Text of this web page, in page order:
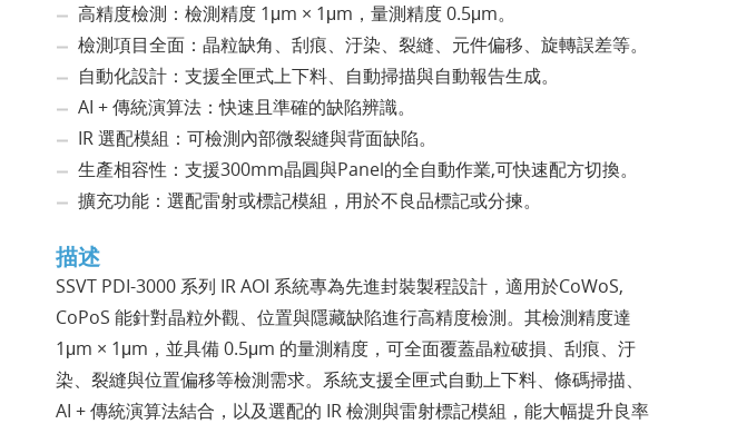
高精度檢測：檢測精度 1μm × 1μm，量測精度 0.5μm。
檢測項目全面：晶粒缺角、刮痕、汙染、裂縫、元件偏移、旋轉誤差等。
自動化設計：支援全匣式上下料、自動掃描與自動報告生成。
AI + 傳統演算法：快速且準確的缺陷辨識。
IR 選配模組：可檢測內部微裂縫與背面缺陷。
生產相容性：支援300mm晶圓與Panel的全自動作業,可快速配方切換。
擴充功能：選配雷射或標記模組，用於不良品標記或分揀。
描述
SSVT PDI-3000 系列 IR AOI 系統專為先進封裝製程設計，適用於CoWoS,
CoPoS 能針對晶粒外觀、位置與隱藏缺陷進行高精度檢測。其檢測精度達
1μm × 1μm，並具備 0.5μm 的量測精度，可全面覆蓋晶粒破損、刮痕、汙
染、裂縫與位置偏移等檢測需求。系統支援全匣式自動上下料、條碼掃描、
AI + 傳統演算法結合，以及選配的 IR 檢測與雷射標記模組，能大幅提升良率